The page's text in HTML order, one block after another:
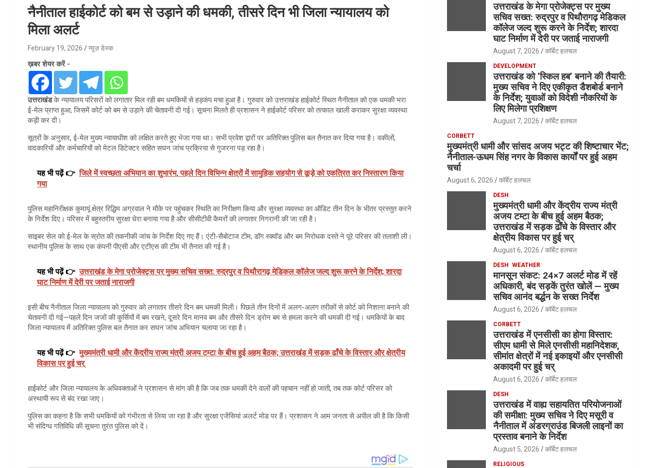
नैनीताल हाईकोर्ट को बम से उड़ाने की धमकी, तीसरे दिन भी जिला न्यायालय को
मिला अलर्ट
February 19, 2026 न्यूज़ डेस्क
ख़बर शेयर करें -
उत्तराखंडके न्यायालय परिसरों को लगातार मिल रही बम धमकियों से हड़कंप मचा हुआ है। गुरुवार को उत्तराखंड हाईकोर्ट स्थित नैनीताल को एक धमकी भरा
ई-मेल प्राप्त हुआ, जिसमें कोर्ट को बम से उड़ाने की चेतावनी दी गई। सूचना मिलते ही प्रशासन ने हाईकोर्ट परिसर को तत्काल खाली कराकर सुरक्षा व्यवस्था
कड़ी कर दी।
सूत्रों के अनुसार, ई-मेल मुख्य न्यायाधीश को लक्षित करते हुए भेजा गया था। सभी प्रवेश द्वारों पर अतिरिक्त पुलिस बल तैनात कर दिया गया है। वकीलों,
वादकारियों और कर्मचारियों को मेटल डिटेक्टर सहित सघन जांच प्रक्रिया से गुजरना पड़ रहा है।
यह भी पढ़ें 👉 जिले में स्वच्छता अभियान का शुभारंभ, पहले दिन विभिन्न क्षेत्रों में सामुहिक सहयोग से कूड़े को एकत्रित कर निस्तारण किया
गया
पुलिस महानिरीक्षक कुमायूं क्षेत्र रिद्धिम अग्रवाल ने मौके पर पहुंचकर स्थिति का निरीक्षण किया और सुरक्षा व्यवस्था का ऑडिट तीन दिन के भीतर प्रस्तुत करने
के निर्देश दिए। परिसर में बहुस्तरीय सुरक्षा घेरा बनाया गया है और सीसीटीवी कैमरों की लगातार निगरानी की जा रही है।
साइबर सेल को ई-मेल के स्रोत की तकनीकी जांच के निर्देश दिए गए हैं। एंटी-सैबोटाज टीम, डॉग स्क्वॉड और बम निरोधक दस्ते ने पूरे परिसर की तलाशी ली।
स्थानीय पुलिस के साथ एक कंपनी पीएसी और एटीएस की टीम भी तैनात की गई है।
यह भी पढ़ें 👉 उत्तराखंड के मेगा प्रोजेक्ट्स पर मुख्य सचिव सख्त: रुद्रपुर व पिथौरागढ़ मेडिकल कॉलेज जल्द शुरू करने के निर्देश; शारदा
घाट निर्माण में देरी पर जताई नाराजगी
इसी बीच नैनीताल जिला न्यायालय को गुरुवार को लगातार तीसरे दिन बम धमकी मिली। पिछले तीन दिनों में अलग-अलग तरीकों से कोर्ट को निशाना बनाने की
चेतावनी दी गई—पहले दिन जजों की कुर्सियों में बम रखने, दूसरे दिन मानव बम और तीसरे दिन ड्रोन बम से हमला करने की धमकी दी गई। धमकियों के बाद
जिला न्यायालय में अतिरिक्त पुलिस बल तैनात कर सघन जांच अभियान चलाया जा रहा है।
यह भी पढ़ें 👉 मुख्यमंत्री धामी और केंद्रीय राज्य मंत्री अजय टम्टा के बीच हुई अहम बैठक; उत्तराखंड में सड़क ढाँचे के विस्तार और क्षेत्रीय
विकास पर हुई चर्
हाईकोर्ट और जिला न्यायालय के अधिवक्ताओं ने प्रशासन से मांग की है कि जब तक धमकी देने वालों की पहचान नहीं हो जाती, तब तक कोर्ट परिसर को
अस्थायी रूप से बंद रखा जाए।
पुलिस का कहना है कि सभी धमकियों को गंभीरता से लिया जा रहा है और सुरक्षा एजेंसियां अलर्ट मोड पर हैं। प्रशासन ने आम जनता से अपील की है कि किसी
भी संदिग्ध गतिविधि की सूचना तुरंत पुलिस को दें।
उत्तराखंड के मेगा प्रोजेक्ट्स पर मुख्य
सचिव सख्त: रुद्रपुर व पिथौरागढ़ मेडिकल
कॉलेज जल्द शुरू करने के निर्देश; शारदा
घाट निर्माण में देरी पर जताई नाराजगी
August 7, 2026 कॉर्बेट हलचल
DEVELOPMENT
उत्तराखंड को ‘स्किल हब’ बनाने की तैयारी:
मुख्य सचिव ने दिए एकीकृत डैशबोर्ड बनाने
के निर्देश; युवाओं को विदेशी नौकरियों के
लिए मिलेगा प्रशिक्षण
August 7, 2026 कॉर्बेट हलचल
CORBETT
मुख्यमंत्री धामी और सांसद अजय भट्ट की शिष्टाचार भेंट;
नैनीताल-ऊधम सिंह नगर के विकास कार्यों पर हुई अहम
चर्चा
August 6, 2026 कॉर्बेट हलचल
DESH
मुख्यमंत्री धामी और केंद्रीय राज्य मंत्री
अजय टम्टा के बीच हुई अहम बैठक;
उत्तराखंड में सड़क ढाँचे के विस्तार और
क्षेत्रीय विकास पर हुई चर्
August 6, 2026 कॉर्बेट हलचल
DESH WEATHER
मानसून संकट: 24×7 अलर्ट मोड में रहें
अधिकारी, बंद सड़कें तुरंत खोलें — मुख्य
सचिव आनंद बर्द्धन के सख्त निर्देश
August 6, 2026 कॉर्बेट हलचल
CORBETT
उत्तराखंड में एनसीसी का होगा विस्तार:
सीएम धामी से मिले एनसीसी महानिदेशक,
सीमांत क्षेत्रों में नई इकाइयों और एनसीसी
अकादमी पर हुई चर्
August 6, 2026 कॉर्बेट हलचल
DESH
उत्तराखंड में वाह्य सहायतित परियोजनाओं
की समीक्षा: मुख्य सचिव ने दिए मसूरी व
नैनीताल में अंडरग्राउंड बिजली लाइनों का
प्रस्ताव बनाने के निर्देश
August 5, 2026 कॉर्बेट हलचल
RELIGIOUS